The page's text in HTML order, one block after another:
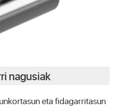
nagusiak
eta fidagarritasun